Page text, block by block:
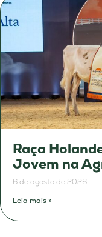
Raça
Jovem na
6 de agosto de 2026
Leia mais »